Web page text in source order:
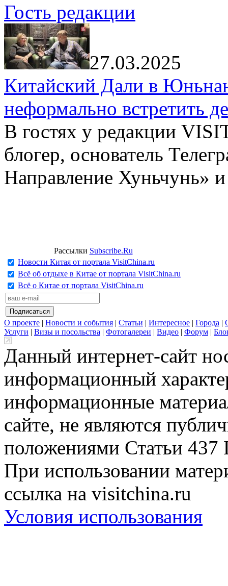
Гость редакции
27.03.2025
Китайский Дали в
неформально встретить
В гостях у редакции
блогер, основатель
Направление Хуньчунь»
Рассылки Subscribe.Ru
Новости Китая от портала VisitChina.ru
Всё об отдыхе в Китае от портала VisitChina.ru
Всё о Китае от портала VisitChina.ru
О проекте | Новости и события | Статьи | Интересное | Города |
Услуги | Визы и посольства | Фотогалереи | Видео | Форум |
Данный интернет-сайт
информационный
информационные
сайте, не являются
положениями Статьи 437
При использовании
ссылка на visitchina.ru
Условия использования